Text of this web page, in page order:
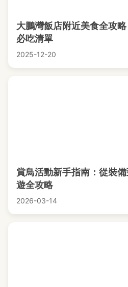
大鵬灣飯店附近美食全攻
必吃清單
2025-12-20
賞鳥活動新手指南：從裝
遊全攻略
2026-03-14